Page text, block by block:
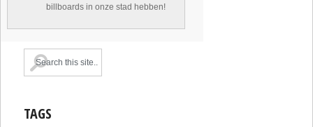
billboards in onze stad hebben!
TAGS